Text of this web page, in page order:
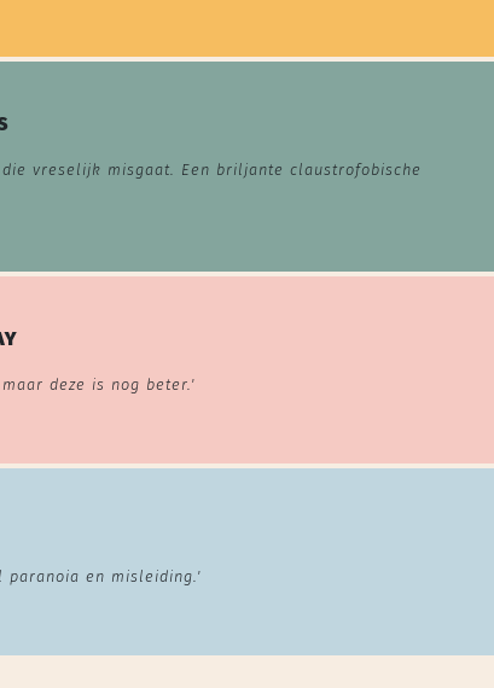
vreselijk misgaat. Een briljante claustrofobische
deze is nog beter.'
paranoia en misleiding.'